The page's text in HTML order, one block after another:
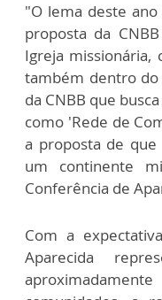
"O lema deste
proposta da
Igreja missionária,
também dentro
da CNBB que
como 'Rede de
a proposta de
um continente
Conferência de
Com a
Aparecida